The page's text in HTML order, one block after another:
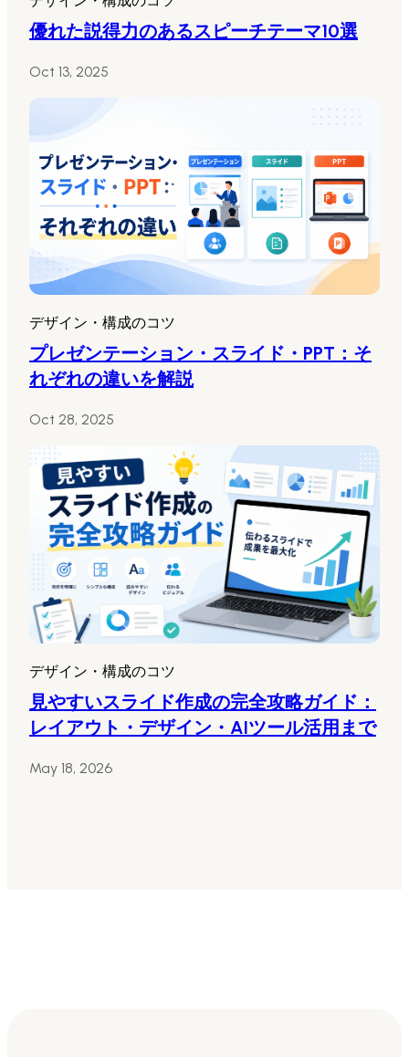
優れた説得力のあるスピーチテーマ10選
Oct 13, 2025
デザイン・構成のコツ
プレゼンテーション・スライド・PPT：そ
れぞれの違いを解説
Oct 28, 2025
デザイン・構成のコツ
見やすいスライド作成の完全攻略ガイド：
レイアウト・デザイン・AIツール活用まで
May 18, 2026